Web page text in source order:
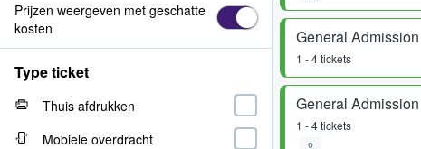
General Admission
1 - 4 tickets
General Admission
1 - 4 tickets
Prijzen weergeven met geschatte
kosten
Type ticket
Thuis afdrukken
Mobiele overdracht